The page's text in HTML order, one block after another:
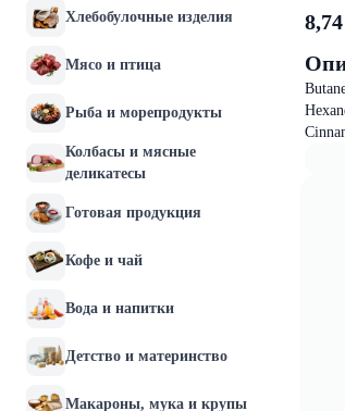
Хлебобулочные изделия
Мясо и птица
Рыба и морепродукты
Колбасы и мясные
деликатесы
Готовая продукция
Кофе и чай
Вода и напитки
Детство и материнство
Макароны, мука и крупы